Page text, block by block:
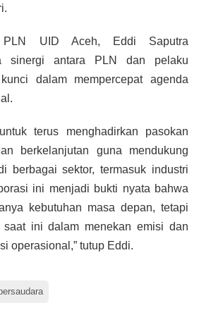
PLN UID Aceh, Eddi Saputra
sinergi antara PLN dan pelaku
dalam mempercepat agenda
terus menghadirkan pasokan
berkelanjutan guna mendukung
berbagai sektor, termasuk industri
ini menjadi bukti nyata bahwa
kebutuhan masa depan, tetapi
ini dalam menekan emisi dan
operasional,” tutup Eddi.